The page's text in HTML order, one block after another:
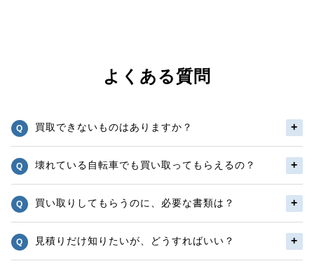
よくある質問
買取できないものはありますか？
壊れている自転車でも買い取ってもらえるの？
買い取りしてもらうのに、必要な書類は？
見積りだけ知りたいが、どうすればいい？